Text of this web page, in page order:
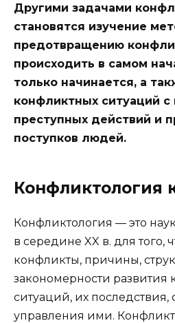
Другими задачами
становятся изучение
предотвращению
происходить в самом
только начинается, а
конфликтных ситуаций с
преступных действий и
поступков людей.
Конфликтология
Конфликтология — это
в середине XX в. для того,
конфликты, причины,
закономерности развития
ситуаций, их
управления ими.